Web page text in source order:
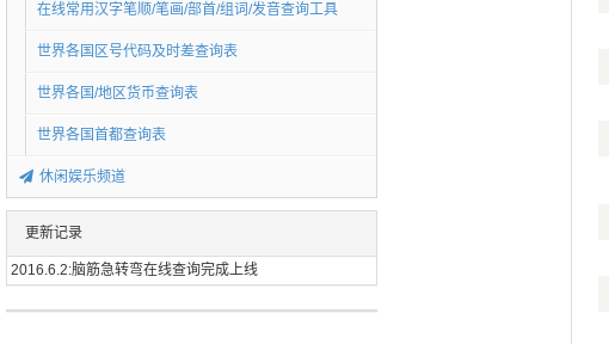
在线常用汉字笔顺/笔画/部首/组词/发音查询工具
世界各国区号代码及时差查询表
世界各国/地区货币查询表
世界各国首都查询表
休闲娱乐频道
更新记录
2016.6.2:脑筋急转弯在线查询完成上线